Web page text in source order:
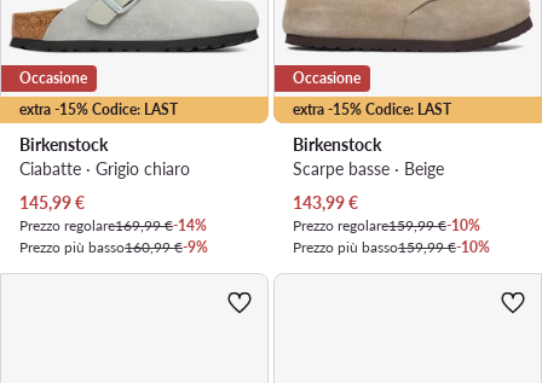
extra -15% Codice: LAST
Occasione
Birkenstock
Ciabatte · Grigio chiaro
Prezzo attuale
145,99€
Prezzo regolare169,99 €-14%
Prezzo più basso160,99 €-9%
extra -15% Codice: LAST
Occasione
Birkenstock
Scarpe basse · Beige
Prezzo attuale
143,99€
Prezzo regolare159,99 €-10%
Prezzo più basso159,99 €-10%